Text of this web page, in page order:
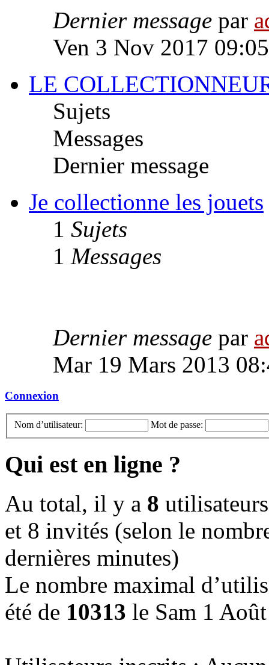
Dernier message par
Ven 3 Nov 2017 09:05
LE
Sujets
Messages
Dernier message
Je collectionne les jouets
1 Sujets
1 Messages
Dernier message par
Mar 19 Mars 2013
Connexion
Nom d’utilisateur: Mot de passe:
Qui est en ligne ?
Au total, il y a 8
et 8 invités (selon le
dernières minutes)
Le nombre maximal
été de 10313 le Sam 1